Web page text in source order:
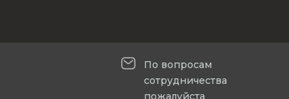
По вопросам
сотрудничества
пожалуйста